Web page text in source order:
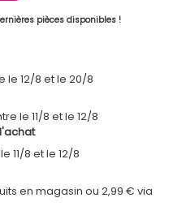
pièces disponibles !
le 12/8 et le 20/8
le 11/8 et le 12/8
11/8 et le 12/8
en magasin ou 2,99 € via